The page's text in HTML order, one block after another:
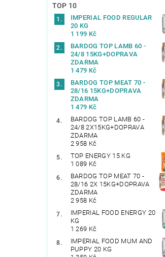
TOP 10
IMPERIAL FOOD REGULAR
20 KG
1 199 Kč
BARDOG TOP LAMB 60 -
24/8 15KG+DOPRAVA
ZDARMA
1 479 Kč
BARDOG TOP MEAT 70 -
28/16 15KG+DOPRAVA
ZDARMA
1 479 Kč
BARDOG TOP LAMB 60 -
24/8 2X15KG+DOPRAVA
ZDARMA
2 958 Kč
TOP ENERGY 15 KG
1 089 Kč
BARDOG TOP MEAT 70 -
28/16 2X 15KG+DOPRAVA
ZDARMA
2 958 Kč
IMPERIAL FOOD ENERGY 20
KG
1 269 Kč
IMPERIAL FOOD MUM AND
PUPPY 20 KG